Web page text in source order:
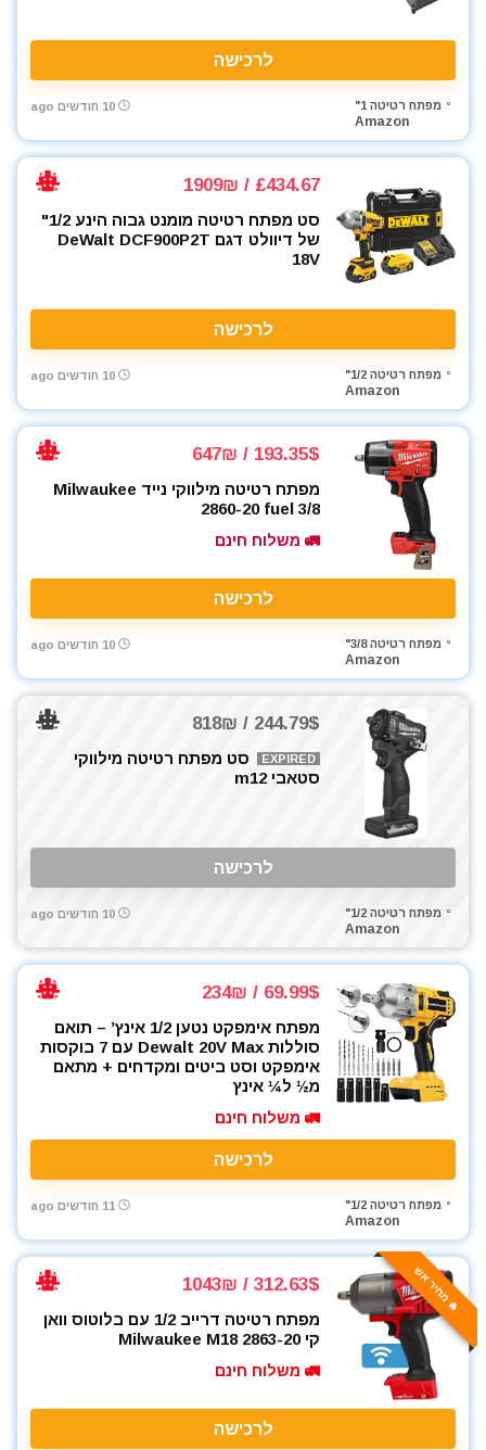
לרכישה
מפתח רטיטה 1"
Amazon
10 חודשים ago
£434.67 / 1909₪
סט מפתח רטיטה מומנט גבוה הינע 1/2"
של דיוולט דגם DeWalt DCF900P2T
18V
לרכישה
מפתח רטיטה 1/2"
Amazon
10 חודשים ago
193.35$ / 647₪
מפתח רטיטה מילווקי נייד Milwaukee
2860-20 fuel 3/8
🚛 משלוח חינם
לרכישה
מפתח רטיטה 3/8"
Amazon
10 חודשים ago
244.79$ / 818₪
EXPIRED
סט מפתח רטיטה מילווקי
סטאבי m12
לרכישה
מפתח רטיטה 1/2"
Amazon
10 חודשים ago
69.99$ / 234₪
מפתח אימפקט נטען 1/2 אינץ’ – תואם
סוללות Dewalt 20V Max עם 7 בוקסות
אימפקט וסט ביטים ומקדחים + מתאם
מ½ ל¼ אינץ
🚛 משלוח חינם
לרכישה
מפתח רטיטה 1/2"
Amazon
11 חודשים ago
🔥 מחיר אש 312.63$ / 1043₪
מפתח רטיטה דרייב 1/2 עם בלוטוס וואן
קי Milwaukee M18 2863-20
🚛 משלוח חינם
לרכישה